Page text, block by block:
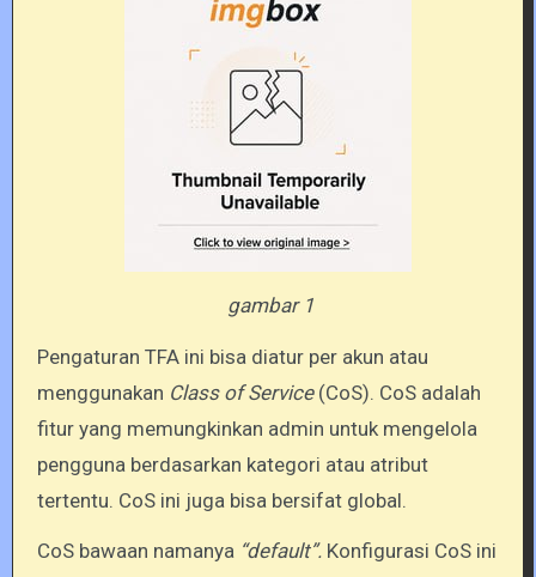
gambar 1
Pengaturan TFA ini bisa diatur per akun atau
menggunakan Class of Service (CoS). CoS adalah
fitur yang memungkinkan admin untuk mengelola
pengguna berdasarkan kategori atau atribut
tertentu. CoS ini juga bisa bersifat global.
CoS bawaan namanya “default”. Konfigurasi CoS ini